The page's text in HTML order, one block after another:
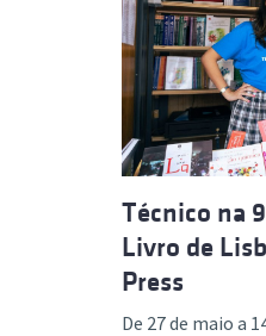
Técnico na
Livro de
Press
De 27 de maio a